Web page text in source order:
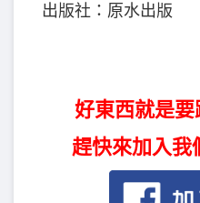
出版社：原水出版
好東西就是
趕快來加入